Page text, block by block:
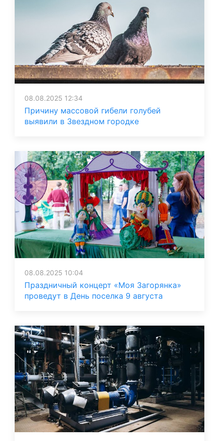
08.08.2025 12:34
Причину массовой гибели голубей
выявили в Звездном городке
08.08.2025 10:04
Праздничный концерт «Моя Загорянка»
проведут в День поселка 9 августа